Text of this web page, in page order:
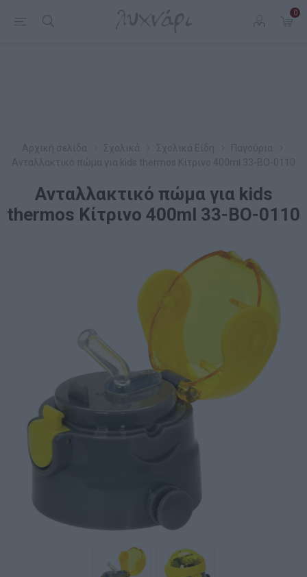
0
Aνταλλακτικό πώμα για kids
thermos Κίτρινο 400ml 33-BO-0110